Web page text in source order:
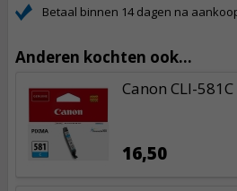
Betaal binnen 14 dagen na
Anderen kochten ook...
Canon CLI-
16,50